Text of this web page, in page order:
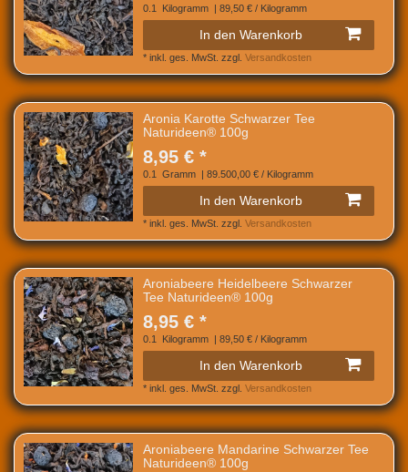
0.1 Kilogramm | 89,50 € / Kilogramm
In den Warenkorb
* inkl. ges. MwSt. zzgl. Versandkosten
Aronia Karotte Schwarzer Tee
Naturideen® 100g
8,95 € *
0.1 Gramm | 89.500,00 € / Kilogramm
In den Warenkorb
* inkl. ges. MwSt. zzgl. Versandkosten
Aroniabeere Heidelbeere Schwarzer
Tee Naturideen® 100g
8,95 € *
0.1 Kilogramm | 89,50 € / Kilogramm
In den Warenkorb
* inkl. ges. MwSt. zzgl. Versandkosten
Aroniabeere Mandarine Schwarzer Tee
Naturideen® 100g